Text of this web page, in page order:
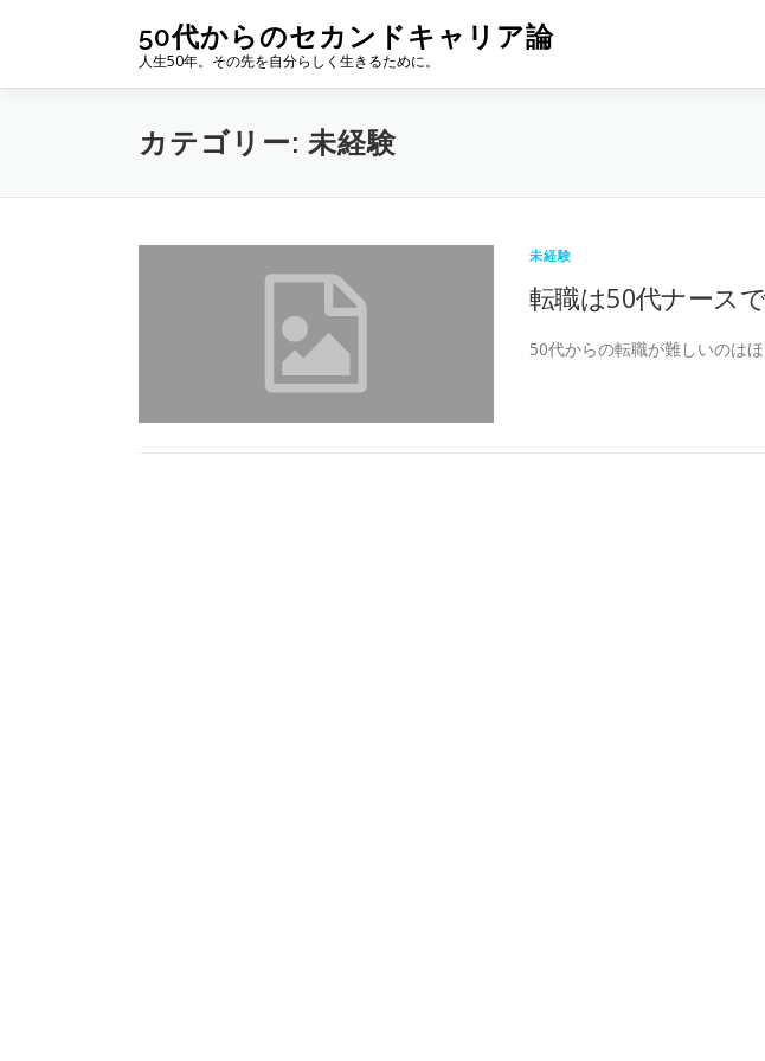
ン
50代からのセカンドキャリア論
人生50年。その先を自分らしく生きるために。
カテゴリー: 未経験
未経験
転職は50代ナース
50代からの転職が難しいのは